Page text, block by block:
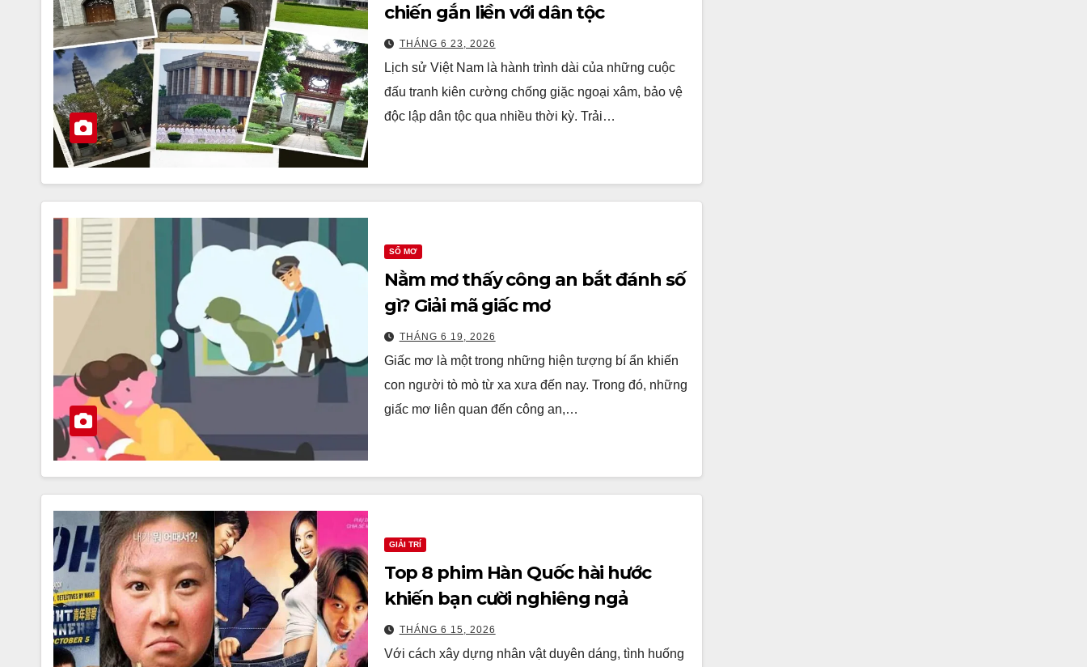
chiến gắn liền với dân tộc
THÁNG 6 23, 2026
Lịch sử Việt Nam là hành trình dài của những cuộc
đấu tranh kiên cường chống giặc ngoại xâm, bảo vệ
độc lập dân tộc qua nhiều thời kỳ. Trải…
SỔ MƠ
Nằm mơ thấy công an bắt đánh số
gì? Giải mã giấc mơ
THÁNG 6 19, 2026
Giấc mơ là một trong những hiện tượng bí ẩn khiến
con người tò mò từ xa xưa đến nay. Trong đó, những
giấc mơ liên quan đến công an,…
GIẢI TRÍ
Top 8 phim Hàn Quốc hài hước
khiến bạn cười nghiêng ngả
THÁNG 6 15, 2026
Với cách xây dựng nhân vật duyên dáng, tình huống